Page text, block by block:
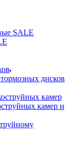
SALE
дисков
камер
камер и